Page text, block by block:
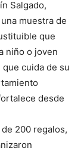
Salgado,
muestra de
que
niño o joven
cuida de su
desde
200 regalos,